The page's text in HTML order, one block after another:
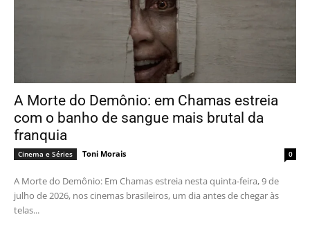
A Morte do Demônio: em Chamas estreia
com o banho de sangue mais brutal da
franquia
Cinema e Séries Toni Morais 0
A Morte do Demônio: Em Chamas estreia nesta quinta-feira, 9 de
julho de 2026, nos cinemas brasileiros, um dia antes de chegar às
telas...